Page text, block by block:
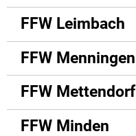
FFW Leimbach
FFW Menningen
FFW Mettendorf
FFW Minden